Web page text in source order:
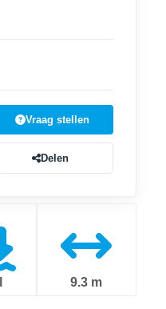
Vraag stellen
Delen
9.3 m